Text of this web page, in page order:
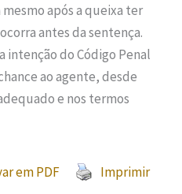
após a queixa ter
antes da sentença.
intenção do Código Penal
ao agente, desde
e nos termos
em PDF Imprimir